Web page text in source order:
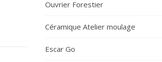
Ouvrier Forestier
Céramique Atelier moulage
Escar Go